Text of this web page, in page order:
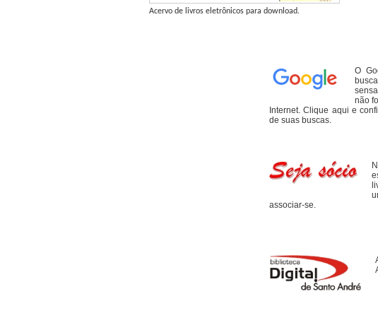
Acervo de livros eletrônicos para download.
O
não
Internet. Clique aqui e
de suas buscas.
associar-se.